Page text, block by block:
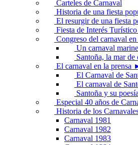
Carteles de Carnaval
Historia de una fiesta
El resurgir de una fiesta
Fiesta de Interés
Congreso del carnaval
Un carnaval
Santoña, la mar de
El carnaval en la prensa
El Carnaval de
El carnaval de
Santoña y su
Especial 40 años de
Historia de los
Carnaval 1981
Carnaval 1982
Carnaval 1983